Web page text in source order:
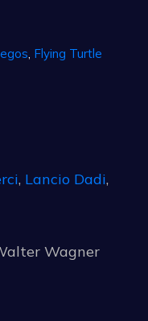
Flying Turtle
, Lancio Dadi,
Wagner